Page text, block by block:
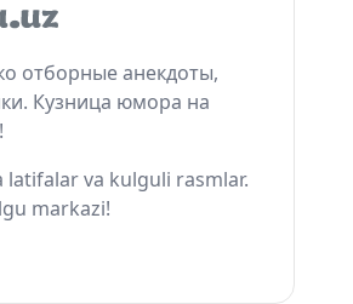
отборные анекдоты,
Кузница юмора на
latifalar va kulguli rasmlar.
markazi!